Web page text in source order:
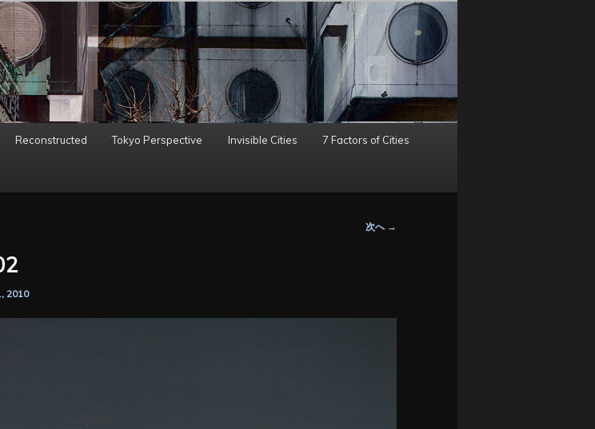
Reconstructed Tokyo Perspective Invisible Cities 7 Factors of Cities
次へ →
2010